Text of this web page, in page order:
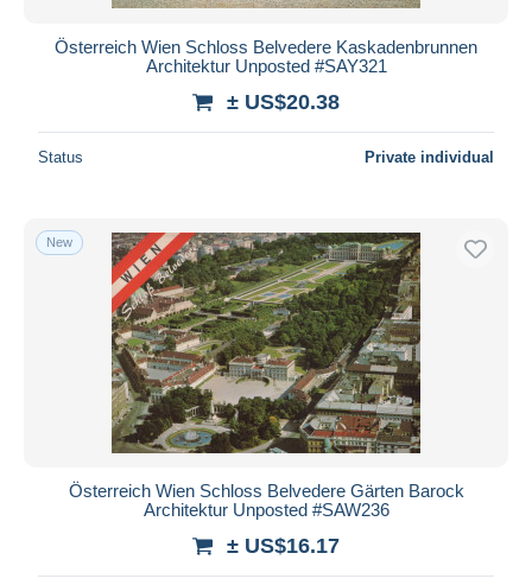
Österreich Wien Schloss Belvedere Kaskadenbrunnen
Architektur Unposted #SAY321
± US$20.38
Status Private individual
New
Österreich Wien Schloss Belvedere Gärten Barock
Architektur Unposted #SAW236
± US$16.17